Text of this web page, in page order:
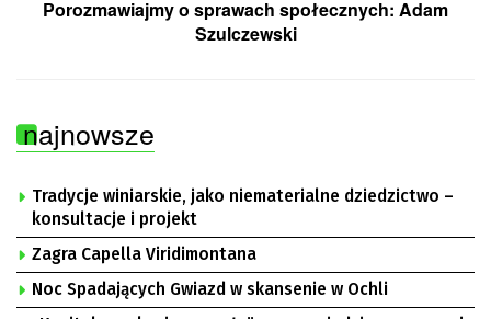
Porozmawiajmy o sprawach społecznych: Adam
Szulczewski
najnowsze
Tradycje winiarskie, jako niematerialne dziedzictwo –
konsultacje i projekt
Zagra Capella Viridimontana
Noc Spadających Gwiazd w skansenie w Ochli